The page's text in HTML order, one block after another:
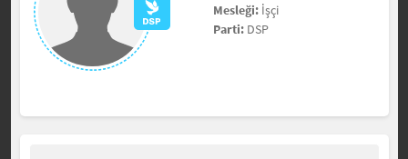
Mesleği:İşçi
Parti:DSP